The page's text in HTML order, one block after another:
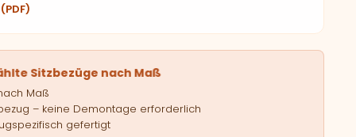
Sitzbezüge nach Maß
Maß
– keine Demontage erforderlich
gefertigt